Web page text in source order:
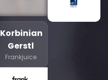
Korbinian
Gerstl
Frankjuice